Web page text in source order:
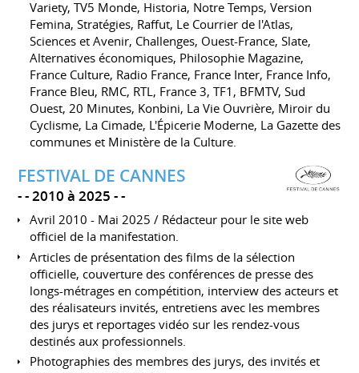
Variety, TV5 Monde, Historia, Notre Temps, Version
Femina, Stratégies, Raffut, Le Courrier de l'Atlas,
Sciences et Avenir, Challenges, Ouest-France, Slate,
Alternatives économiques, Philosophie Magazine,
France Culture, Radio France, France Inter, France Info,
France Bleu, RMC, RTL, France 3, TF1, BFMTV, Sud
Ouest, 20 Minutes, Konbini, La Vie Ouvrière, Miroir du
Cyclisme, La Cimade, L'Épicerie Moderne, La Gazette des
communes et Ministère de la Culture.
FESTIVAL DE CANNES
- 2010 à 2025 -
Avril 2010 - Mai 2025 / Rédacteur pour le site web
officiel de la manifestation.
Articles de présentation des films de la sélection
officielle, couverture des conférences de presse des
longs-métrages en compétition, interview des acteurs et
des réalisateurs invités, entretiens avec les membres
des jurys et reportages vidéo sur les rendez-vous
destinés aux professionnels.
Photographies des membres des jurys, des invités et